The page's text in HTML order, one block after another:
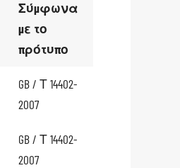
Σύμφωνα
με το
πρότυπο
GB / Τ 14402-
2007
GB / Τ 14402-
2007